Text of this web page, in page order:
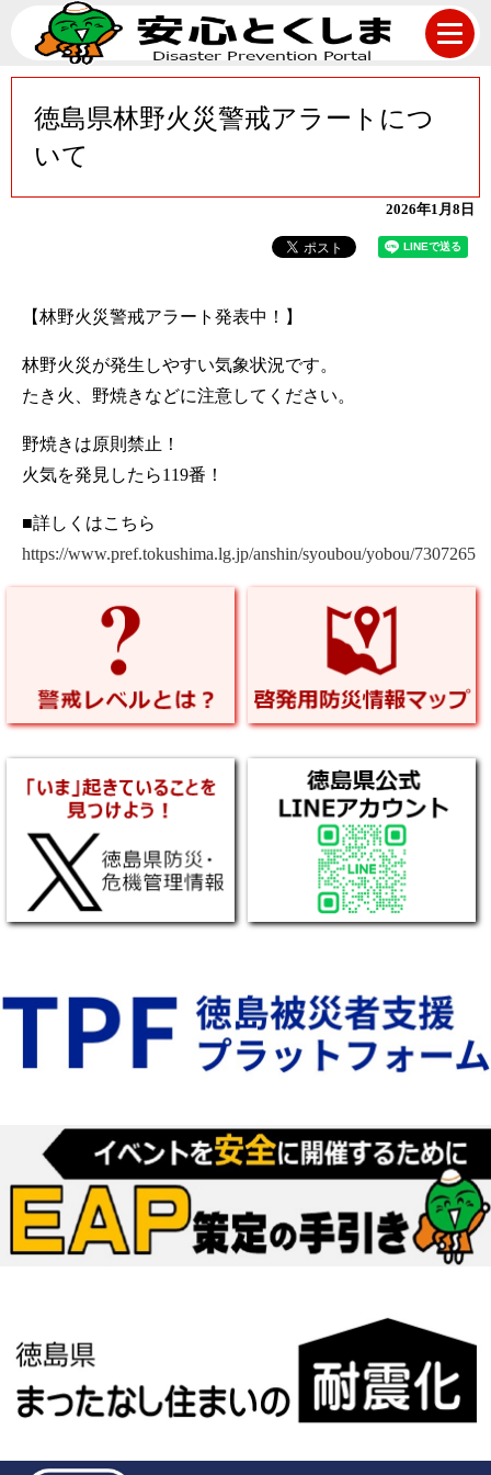
徳島県林野火災警戒アラートにつ
いて
2026年1月8日
【林野火災警戒アラート発表中！】
林野火災が発生しやすい気象状況です。
たき火、野焼きなどに注意してください。
野焼きは原則禁止！
火気を発見したら119番！
■詳しくはこちら
https://www.pref.tokushima.lg.jp/anshin/syoubou/yobou/7307265